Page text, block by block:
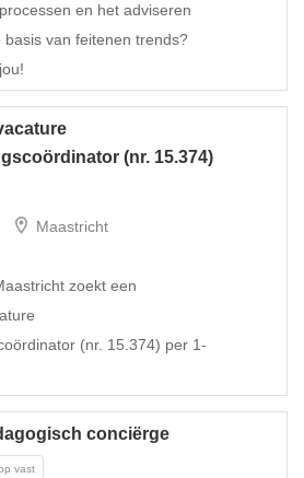
en het adviseren
basis van feitenen trends?
(nr. 15.374)
Maastricht
zoekt een
(nr. 15.374) per 1-
conciërge